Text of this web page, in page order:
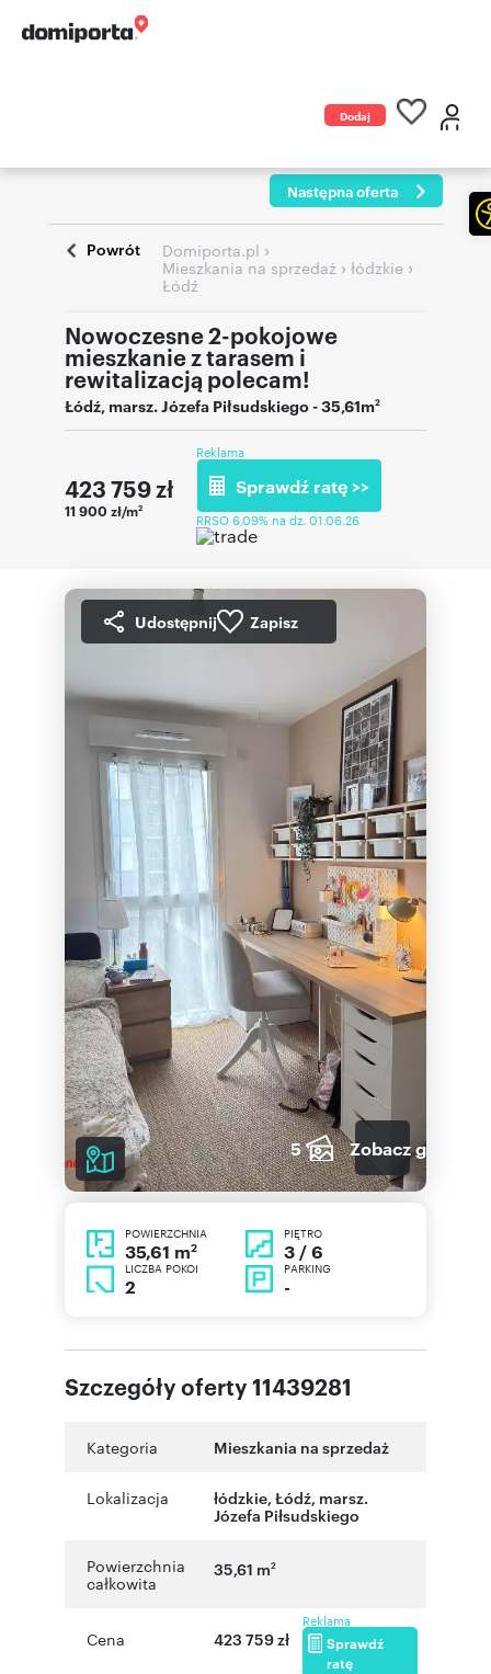
Dodaj
Następna oferta
Powrót Domiporta.pl ›
Mieszkania na sprzedaż › łódzkie ›
Łódź
Nowoczesne 2-pokojowe
mieszkanie z tarasem i
rewitalizacją polecam!
Łódź, marsz. Józefa Piłsudskiego- 35,61m2
423 759zł
11 900 zł/m2
Reklama
Sprawdź ratę >>
RRSO 6,09% na dz. 01.06.26
Udostępnij Zapisz
5 Zobacz galerię
POWIERZCHNIA
35,61 m2
PIĘTRO
3 / 6
LICZBA POKOI
2
PARKING
-
Szczegóły oferty 11439281
Kategoria Mieszkania na sprzedaż
Lokalizacja łódzkie, Łódź, marsz.
Józefa Piłsudskiego
Powierzchnia
całkowita
35,61 m2
Cena 423 759 zł
Reklama
Sprawdź
ratę